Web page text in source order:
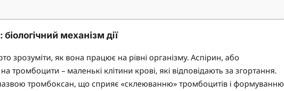
механізм дії
зрозуміти, як вона працює на рівні організму. Аспірин, або
тромбоцити – маленькі клітини крові, які відповідають за згортання.
тромбоксан, що сприяє «склеюванню» тромбоцитів і формуванню